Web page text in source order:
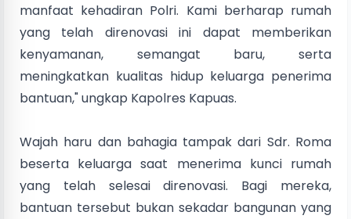
manfaat kehadiran Polri. Kami berharap rumah
yang telah direnovasi ini dapat memberikan
kenyamanan, semangat baru, serta
meningkatkan kualitas hidup keluarga penerima
bantuan," ungkap Kapolres Kapuas.
Wajah haru dan bahagia tampak dari Sdr. Roma
beserta keluarga saat menerima kunci rumah
yang telah selesai direnovasi. Bagi mereka,
bantuan tersebut bukan sekadar bangunan yang